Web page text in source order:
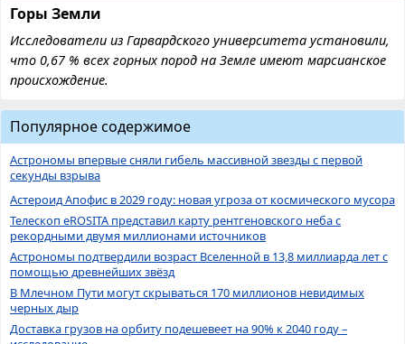
Горы Земли
Исследователи из Гарвардского университета установили,
что 0,67 % всех горных пород на Земле имеют марсианское
происхождение.
Популярное содержимое
Астрономы впервые сняли гибель массивной звезды с первой
секунды взрыва
Астероид Апофис в 2029 году: новая угроза от космического мусора
Телескоп eROSITA представил карту рентгеновского неба с
рекордными двумя миллионами источников
Астрономы подтвердили возраст Вселенной в 13,8 миллиарда лет с
помощью древнейших звёзд
В Млечном Пути могут скрываться 170 миллионов невидимых
черных дыр
Доставка грузов на орбиту подешевеет на 90% к 2040 году –